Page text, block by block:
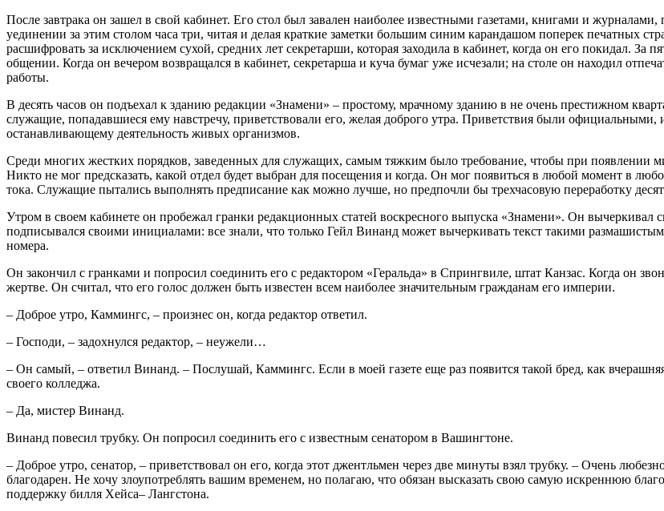
После завтрака он зашел в свой кабинет. Его стол был завален наиболее известными газетами, книгами и
уединении за этим столом часа три, читая и делая краткие заметки большим синим карандашом поперек печатных
расшифровать за исключением сухой, средних лет секретарши, которая заходила в кабинет, когда он его покидал.
общении. Когда он вечером возвращался в кабинет, секретарша и куча бумаг уже исчезали; на столе он находил
работы.
В десять часов он подъехал к зданию редакции «Знамени» – простому, мрачному зданию в не очень престижном
служащие, попадавшиеся ему навстречу, приветствовали его, желая доброго утра. Приветствия были
останавливающему деятельность живых организмов.
Среди многих жестких порядков, заведенных для служащих, самым тяжким было требование, чтобы при появлении
Никто не мог предсказать, какой отдел будет выбран для посещения и когда. Он мог появиться в любой момент в
тока. Служащие пытались выполнять предписание как можно лучше, но предпочли бы трехчасовую переработку
Утром в своем кабинете он пробежал гранки редакционных статей воскресного выпуска «Знамени». Он
подписывался своими инициалами: все знали, что только Гейл Винанд может вычеркивать текст такими
номера.
Он закончил с гранками и попросил соединить его с редактором «Геральда» в Спрингвиле, штат Канзас. Когда он
жертве. Он считал, что его голос должен быть известен всем наиболее значительным гражданам его империи.
– Доброе утро, Каммингс, – произнес он, когда редактор ответил.
– Господи, – задохнулся редактор, – неужели…
– Он самый, – ответил Винанд. – Послушай, Каммингс. Если в моей газете еще раз появится такой бред, как
своего колледжа.
– Да, мистер Винанд.
Винанд повесил трубку. Он попросил соединить его с известным сенатором в Вашингтоне.
– Доброе утро, сенатор, – приветствовал он его, когда этот джентльмен через две минуты взял трубку. – Очень
благодарен. Не хочу злоупотреблять вашим временем, но полагаю, что обязан высказать свою самую искреннюю
поддержку билля Хейса– Лангстона.